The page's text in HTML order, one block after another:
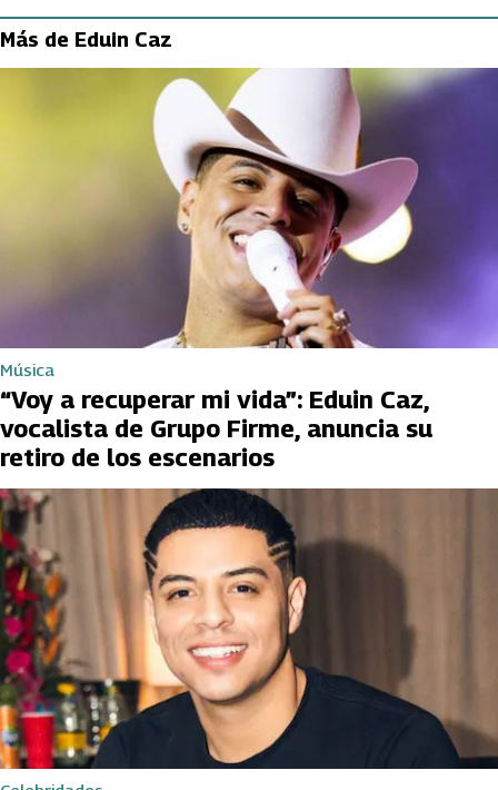
Más de Eduin Caz
Música
“Voy a recuperar mi vida”: Eduin Caz,
vocalista de Grupo Firme, anuncia su
retiro de los escenarios